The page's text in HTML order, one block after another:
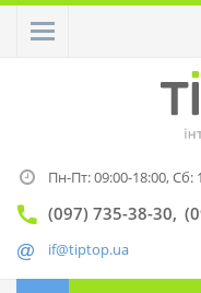
Пн-Пт: 09:00-18:00,Сб:
(097) 735-38-30
if@tiptop.ua